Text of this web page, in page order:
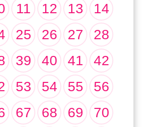
11 12 13
14
25 26 27
28
39 40 41
42
53 54 55
56
67 68 69 70